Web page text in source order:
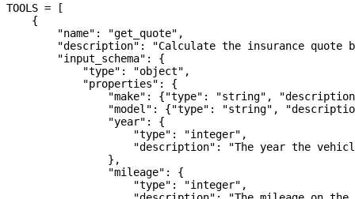
TOOLS = [
    {
        "name"
: "get_quote" ,
        "description"
:
"Calculate the insurance quote
        "input_schema"
: {
            "type"
: "object" ,
            "properties"
: {
                "make"
: {"type" : "string" ,
                "model"
: {"type" : "string" ,
                "year"
: {
                    "type"
: "integer" ,
                    "description"
:
"The year the
                },
                "mileage"
: {
                    "type"
: "integer" ,